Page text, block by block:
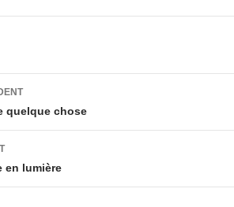
quelque chose
en lumière